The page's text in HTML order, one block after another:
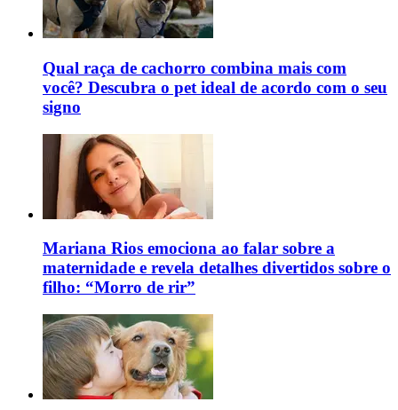
Qual raça de cachorro combina mais com
você? Descubra o pet ideal de acordo com o seu
signo
Mariana Rios emociona ao falar sobre a
maternidade e revela detalhes divertidos sobre o
filho: “Morro de rir”